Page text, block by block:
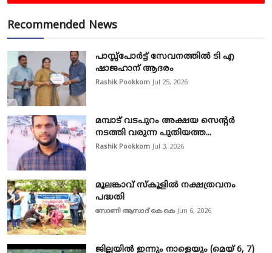
Recommended News
പാസ്സ്‌പോർട്ട് സേവനത്തിൽ ടി എ
ഷാജഹാന് ആദരം
Rashik Pookkom Jul 25, 2026
മമ്പാട് വടപുറം അക്ഷയ സെന്റർ
നടത്തി വരുന്ന പുതിയത്ത...
Rashik Pookkom Jul 3, 2026
മൂലങ്കാവ് സ്കൂളിൽ നക്ഷത്രവനം
പദ്ധതി
സോണി ആസാദ് കെ കെ Jun 6, 2026
ജില്ലയിൽ ഇന്നും നാളെയും (മെയ് 6, 7)